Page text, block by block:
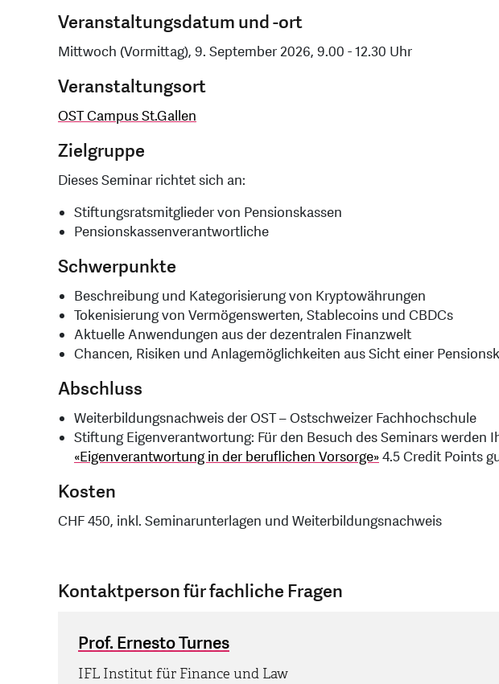
Veranstaltungsdatum und -ort
Mittwoch (Vormittag), 9. September 2026, 9.00 - 12.30 Uhr
Veranstaltungsort
OST Campus St.Gallen
Zielgruppe
Dieses Seminar richtet sich an:
Stiftungsratsmitglieder von Pensionskassen
Pensionskassenverantwortliche
Schwerpunkte
Beschreibung und Kategorisierung von Kryptowährungen
Tokenisierung von Vermögenswerten, Stablecoins und CBDCs
Aktuelle Anwendungen aus der dezentralen Finanzwelt
Chancen, Risiken und Anlagemöglichkeiten aus Sicht einer
Abschluss
Weiterbildungsnachweis der OST – Ostschweizer Fachhochschule
Stiftung Eigenverantwortung: Für den Besuch des Seminars werden
«Eigenverantwortung in der beruflichen Vorsorge»4.5 Credit Points
Kosten
CHF 450, inkl. Seminarunterlagen und Weiterbildungsnachweis
Kontaktperson für fachliche Fragen
Prof. Ernesto Turnes
IFL Institut für Finance und Law